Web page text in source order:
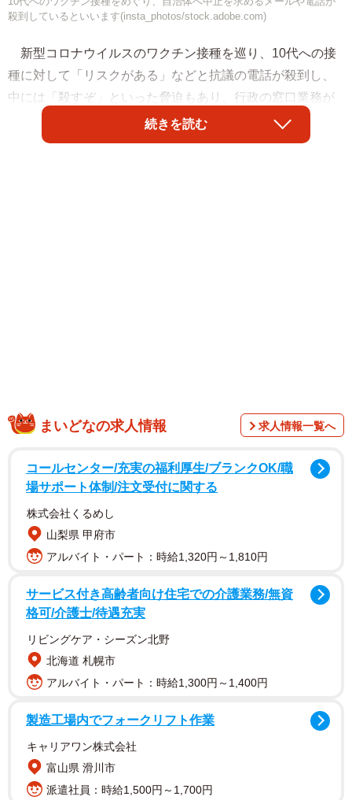
殺到しているといいます(insta_photos/stock.adobe.com)
新型コロナウイルスのワクチン接種を巡り、10代への接
種に対して「リスクがある」などと抗議の電話が殺到し、
中には「殺すぞ」といった脅迫もあり、行政の窓口業務が
停止するなど支障をきたしている。「夜回り先生」こと教
育家の水谷修氏は10代へのワクチン接種阻止を訴える人と
新型コロナウイルス感染拡大を抑えるために、政府は、
ワクチンの接種を急いでいます。私の90歳の母も、先週2度
目の接種を受けました。65歳の私も、7月8日に1度目の接
種を受けることができます。
このワクチン接種に関して、私の元にも「接種を止める
ように、特に10代の子どもたちへの接種は、絶対に阻止し
て欲しい」というたくさんのメールが届いています。その
方たちと、できる限り連絡を取り、その根拠について聞い
ていますが、ほとんどすべて、ネットに書かれた不確かな
たしかに、人工的なものを体内に入れるのですから、何
らかの副作用や人体への影響が、まったく存在しないとい
うことは、あり得ないでしょう。私は、2か月前から高血圧
続きを読む
まいどなの求人情報 求人情報一覧へ
コールセンター/充実の福利厚生/ブランクOK/職
場サポート体制/注文受付に関する
株式会社くるめし
山梨県 甲府市
アルバイト・パート：時給1,320円～1,810円
サービス付き高齢者向け住宅での介護業務/無資
格可/介護士/待遇充実
リビングケア・シーズン北野
北海道 札幌市
アルバイト・パート：時給1,300円～1,400円
製造工場内でフォークリフト作業
キャリアワン株式会社
富山県 滑川市
派遣社員：時給1,500円～1,700円